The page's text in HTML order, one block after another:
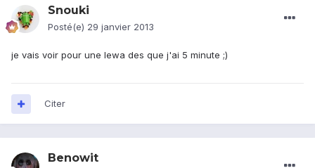
Snouki
Posté(e) 29 janvier 2013
je vais voir pour une lewa des que j'ai 5 minute ;)
Citer
Benowit